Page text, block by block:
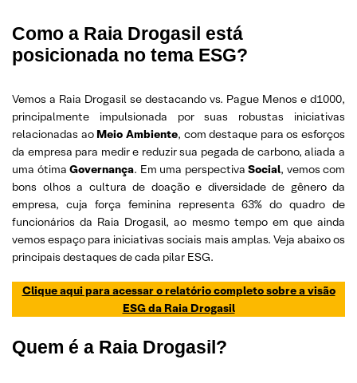
Como a Raia Drogasil está
posicionada no tema ESG?
Vemos a Raia Drogasil se destacando vs. Pague Menos e d1000,
principalmente impulsionada por suas robustas iniciativas
relacionadas ao Meio Ambiente, com destaque para os esforços
da empresa para medir e reduzir sua pegada de carbono, aliada a
uma ótima Governança. Em uma perspectiva Social, vemos com
bons olhos a cultura de doação e diversidade de gênero da
empresa, cuja força feminina representa 63% do quadro de
funcionários da Raia Drogasil, ao mesmo tempo em que ainda
vemos espaço para iniciativas sociais mais amplas. Veja abaixo os
principais destaques de cada pilar ESG.
Clique aqui para acessar o relatório completo sobre a visão
ESG da Raia Drogasil
Quem é a Raia Drogasil?